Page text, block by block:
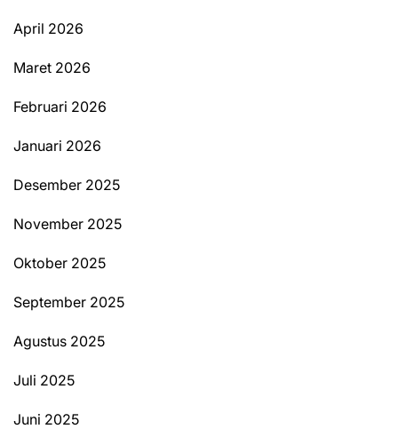
April 2026
Maret 2026
Februari 2026
Januari 2026
Desember 2025
November 2025
Oktober 2025
September 2025
Agustus 2025
Juli 2025
Juni 2025